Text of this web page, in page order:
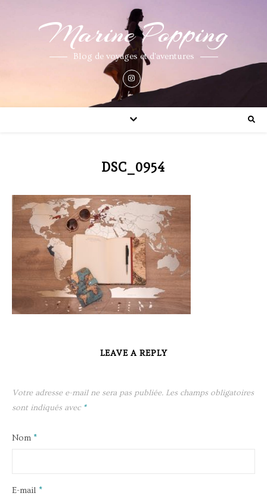
Marine Popping
Blog de voyages et d'aventures
DSC_0954
LEAVE A REPLY
Votre adresse e-mail ne sera pas publiée. Les champs obligatoires
sont indiqués avec *
Nom *
E-mail *